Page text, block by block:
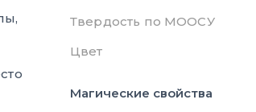
Твердость по МООСУ
Цвет
Магические свойства